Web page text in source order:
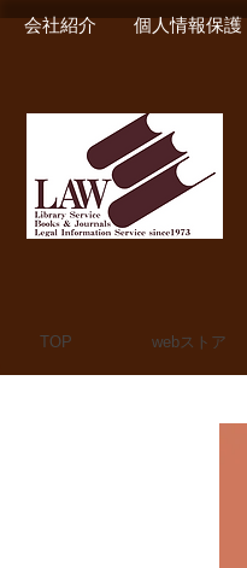
会社紹介 個人情報保護
TOP webストア